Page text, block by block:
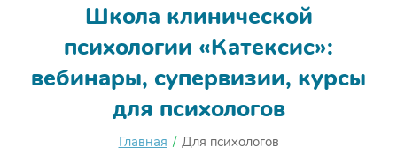
Школа клинической
психологии «Катексис»:
вебинары, супервизии, курсы
для психологов
Главная / Для психологов